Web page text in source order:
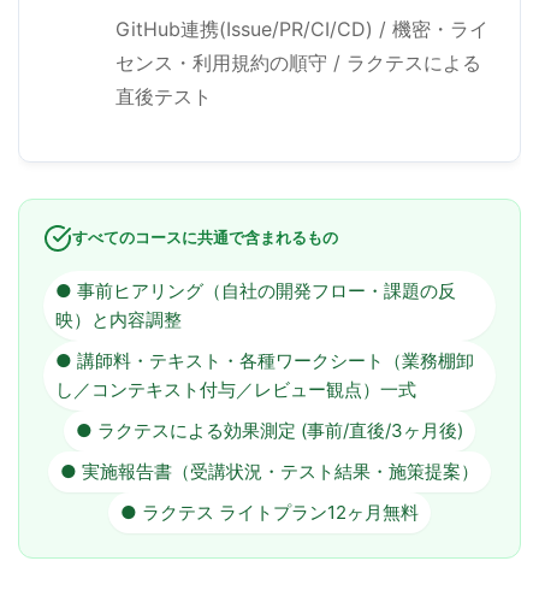
GitHub連携(Issue/PR/CI/CD) / 機密・ライ
センス・利用規約の順守 / ラクテスによる
直後テスト
すべてのコースに共通で含まれるもの
● 事前ヒアリング（自社の開発フロー・課題の反
映）と内容調整
● 講師料・テキスト・各種ワークシート（業務棚卸
し／コンテキスト付与／レビュー観点）一式
● ラクテスによる効果測定 (事前/直後/3ヶ月後)
● 実施報告書（受講状況・テスト結果・施策提案）
● ラクテス ライトプラン12ヶ月無料